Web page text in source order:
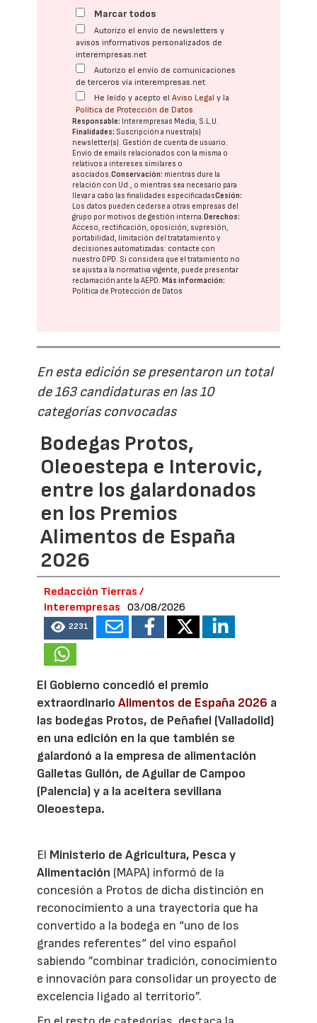
Marcar todos
Autorizo el envío de newsletters y
avisos informativos personalizados de
interempresas.net
Autorizo el envío de comunicaciones
de terceros vía interempresas.net
He leído y acepto elAviso Legal y la
Política de Protección de Datos
Responsable: Interempresas Media, S.L.U.
Finalidades: Suscripción a nuestra(s)
newsletter(s). Gestión de cuenta de usuario.
Envío de emails relacionados con la misma o
relativos a intereses similares o
asociados.Conservación: mientras dure la
relación con Ud., o mientras sea necesario para
llevar a cabo las finalidades especificadasCesión:
Los datos pueden cederse a otras empresas del
grupo por motivos de gestión interna. Derechos:
Acceso, rectificación, oposición, supresión,
portabilidad, limitación del tratatamiento y
decisiones automatizadas: contacte con
nuestro DPD. Si considera que el tratamiento no
se ajusta a la normativa vigente, puede presentar
reclamación ante laAEPD. Más información:
Política de Protección de Datos
En esta edición se presentaron un total
de 163 candidaturas en las 10
categorías convocadas
Bodegas Protos,
Oleoestepa e Interovic,
entre los galardonados
en los Premios
Alimentos de España
2026
Redacción Tierras /
Interempresas
03/08/2026
2231
El Gobierno concedió el premio
extraordinarioAlimentos de España 2026 a
las bodegas Protos, de Peñafiel (Valladolid)
en una edición en la que también se
galardonó a la empresa de alimentación
Galletas Gullón, de Aguilar de Campoo
(Palencia) y a la aceitera sevillana
Oleoestepa.
El Ministerio de Agricultura, Pesca y
Alimentación (MAPA) informó de la
concesión a Protos de dicha distinción en
reconocimiento a una trayectoria que ha
convertido a la bodega en “uno de los
grandes referentes“ del vino español
sabiendo ”combinar tradición, conocimiento
e innovación para consolidar un proyecto de
excelencia ligado al territorio”.